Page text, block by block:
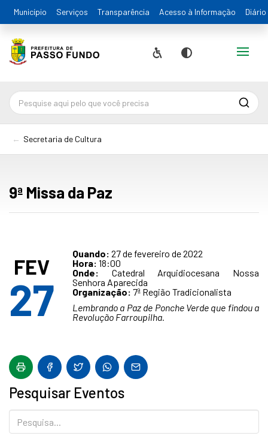
Município Serviços Transparência Acesso à Informação
Acessibilidade
Contraste
Alternar
Secretaria de Cultura
9ª Missa da Paz
FEV
27
Quando: 27 de fevereiro de 2022
Hora: 18:00
Onde: Catedral Arquidiocesana Nossa
Senhora Aparecida
Organização: 7ª Região Tradicionalista
Lembrando a Paz de Ponche Verde que findou a
Revolução Farroupilha.
Pesquisar Eventos